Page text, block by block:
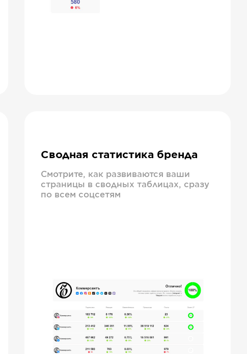
Сводная статистика бренда
Смотрите, как развиваются ваши
страницы в сводных таблицах, сразу
по всем соцсетям